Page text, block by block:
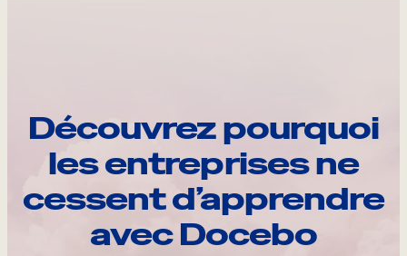
Découvrez pourquoi
les entreprises ne
cessent d’apprendre
avec Docebo